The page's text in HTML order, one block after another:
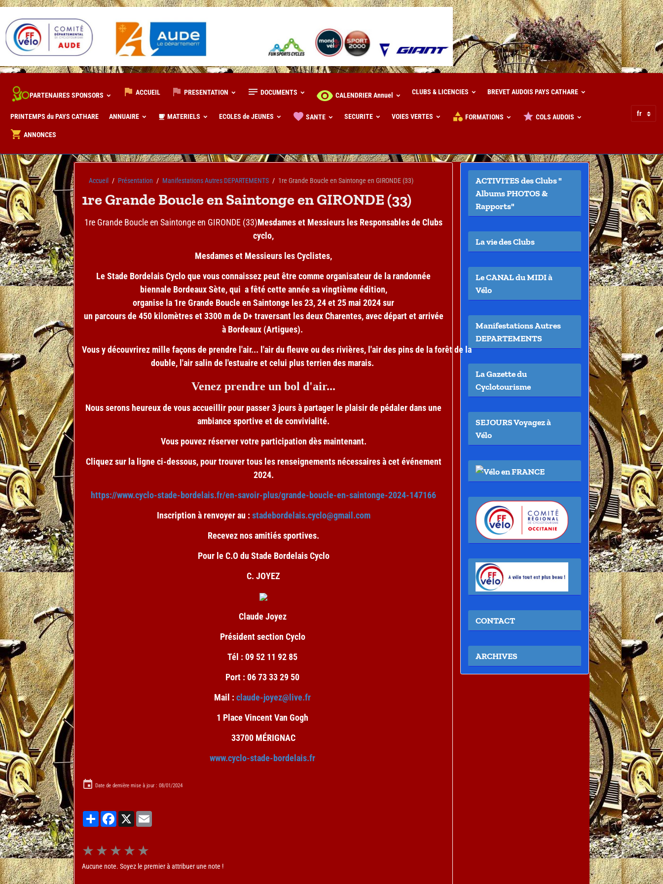
PARTENAIRES SPONSORS ACCUEIL PRESENTATION DOCUMENTS CALENDRIER Annuel CLUBS & LICENCIES BREVET AUDOIS PAYS CATHARE
PRINTEMPS du PAYS CATHARE ANNUAIRE MATERIELS ECOLES de JEUNES SANTE SECURITE VOIES VERTES FORMATIONS COLS AUDOIS
ANNONCES
Accueil Présentation Manifestations Autres DEPARTEMENTS 1re Grande Boucle en Saintonge en GIRONDE (33)
1re Grande Boucle en Saintonge en GIRONDE (33)
1re Grande Boucle en Saintonge en GIRONDE (33)Mesdames et Messieurs les Responsables de Clubs
cyclo,
Mesdames et Messieurs les Cyclistes,
Le Stade Bordelais Cyclo que vous connaissez peut être comme organisateur de la randonnée
biennale Bordeaux Sète, qui a fêté cette année sa vingtième édition,
organise la 1re Grande Boucle en Saintonge les 23, 24 et 25 mai 2024 sur
un parcours de 450 kilomètres et 3300 m de D+ traversant les deux Charentes, avec départ et arrivée
à Bordeaux (Artigues).
Vous y découvrirez mille façons de prendre l'air... l'air du fleuve ou des rivières, l'air des pins de la forêt de la
double, l'air salin de l'estuaire et celui plus terrien des marais.
Venez prendre un bol d'air...
Nous serons heureux de vous accueillir pour passer 3 jours à partager le plaisir de pédaler dans une
ambiance sportive et de convivialité.
Vous pouvez réserver votre participation dès maintenant.
Cliquez sur la ligne ci-dessous, pour trouver tous les renseignements nécessaires à cet événement
2024.
https://www.cyclo-stade-bordelais.fr/en-savoir-plus/grande-boucle-en-saintonge-2024-147166
Inscription à renvoyer au : stadebordelais.cyclo@gmail.com
Recevez nos amitiés sportives.
Pour le C.O du Stade Bordelais Cyclo
C. JOYEZ
Claude Joyez
Président section Cyclo
Tél : 09 52 11 92 85
Port : 06 73 33 29 50
Mail :claude-joyez@live.fr
1 Place Vincent Van Gogh
33700 MÉRIGNAC
www.cyclo-stade-bordelais.fr
Date de dernière mise à jour : 08/01/2024
PartagerFacebook
X
★ ★ ★ ★ ★
Aucune note. Soyez le premier à attribuer une note !
ACTIVITES des Clubs "
Albums PHOTOS &
Rapports"
La vie des Clubs
Le CANAL du MIDI à
Vélo
Manifestations Autres
DEPARTEMENTS
La Gazette du
Cyclotourisme
SEJOURS Voyagez à
Vélo
CONTACT
ARCHIVES